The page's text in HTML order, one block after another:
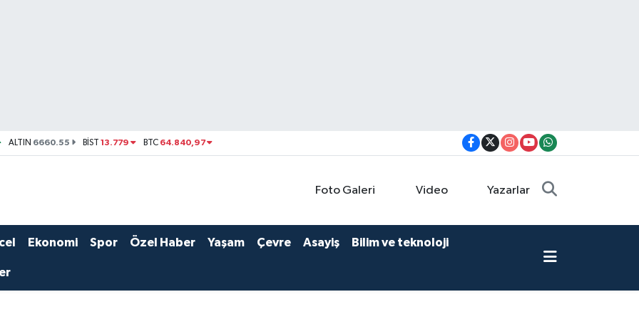
ALTIN 6660.55 BİST13.779 BTC 64.840,97
Foto Galeri Video Yazarlar
Ekonomi Spor Özel Haber Yaşam Çevre Asayiş Bilim ve teknoloji